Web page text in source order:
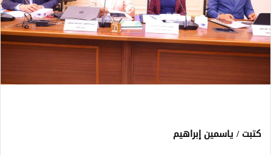
كتبت / ياسمين إبراهيم